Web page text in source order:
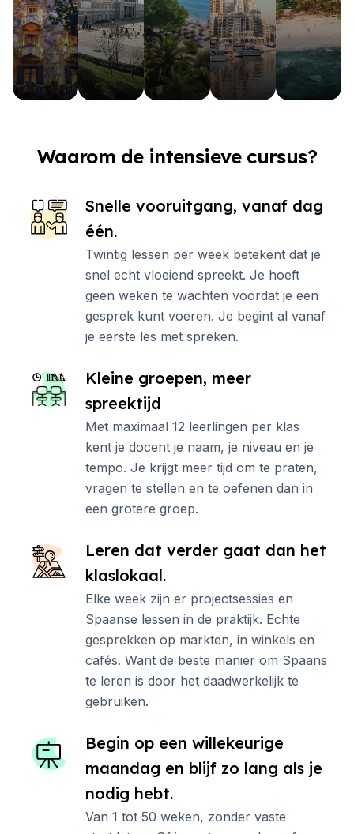
Waarom de intensieve cursus?
Snelle vooruitgang, vanaf dag
één.
Twintig lessen per week betekent dat je
snel echt vloeiend spreekt. Je hoeft
geen weken te wachten voordat je een
gesprek kunt voeren. Je begint al vanaf
je eerste les met spreken.
Kleine groepen, meer
spreektijd
Met maximaal 12 leerlingen per klas
kent je docent je naam, je niveau en je
tempo. Je krijgt meer tijd om te praten,
vragen te stellen en te oefenen dan in
een grotere groep.
Leren dat verder gaat dan het
klaslokaal.
Elke week zijn er projectsessies en
Spaanse lessen in de praktijk. Echte
gesprekken op markten, in winkels en
cafés. Want de beste manier om Spaans
te leren is door het daadwerkelijk te
gebruiken.
Begin op een willekeurige
maandag en blijf zo lang als je
nodig hebt.
Van 1 tot 50 weken, zonder vaste